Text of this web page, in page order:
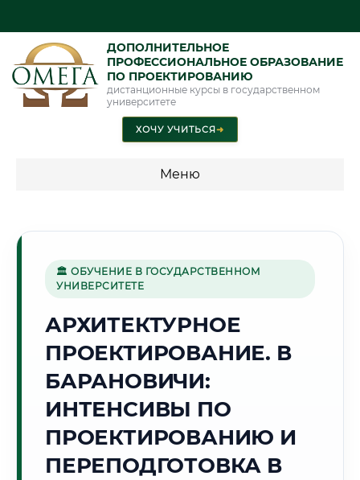
ДОПОЛНИТЕЛЬНОЕ
ПРОФЕССИОНАЛЬНОЕ ОБРАЗОВАНИЕ
ПО ПРОЕКТИРОВАНИЮ
дистанционные курсы в государственном
университете
ХОЧУ УЧИТЬСЯ➜
Меню
🚂
Г. БАРАНОВИЧИ
08:43:44
2026 г.
Погода в г. Барановичи:☀️ +12°C,Ясно
🏛 ОБУЧЕНИЕ В ГОСУДАРСТВЕННОМ
УНИВЕРСИТЕТЕ
АРХИТЕКТУРНОЕ
ПРОЕКТИРОВАНИЕ. В
БАРАНОВИЧИ:
ИНТЕНСИВЫ ПО
ПРОЕКТИРОВАНИЮ И
ПЕРЕПОДГОТОВКА В